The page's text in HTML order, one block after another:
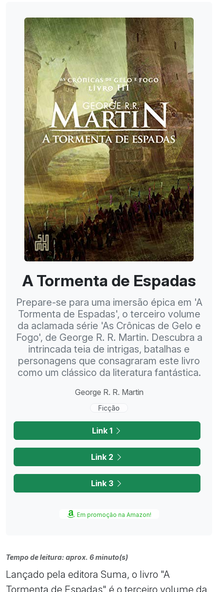
A Tormenta de Espadas
Prepare-se para uma imersão épica em 'A
Tormenta de Espadas', o terceiro volume
da aclamada série 'As Crônicas de Gelo e
Fogo', de George R. R. Martin. Descubra a
intrincada teia de intrigas, batalhas e
personagens que consagraram este livro
como um clássico da literatura fantástica.
George R. R. Martin
Ficção
Link 1
Link 2
Link 3
Em promoção na Amazon!
Tempo de leitura: aprox. 6 minuto(s)
Lançado pela editora Suma, o livro "A
Tormenta de Espadas" é o terceiro volume da